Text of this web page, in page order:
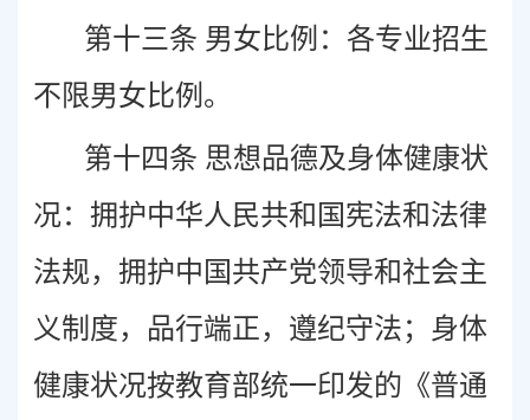
第十三条 男女比例：各专业招生
不限男女比例。
第十四条 思想品德及身体健康状
况：拥护中华人民共和国宪法和法律
法规，拥护中国共产党领导和社会主
义制度，品行端正，遵纪守法； 身体
健康状况按教育部统一印发的《普通